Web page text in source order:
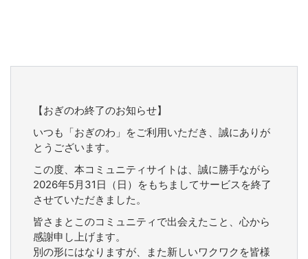
【おぎのわ終了のお知らせ】
いつも「おぎのわ」をご利用いただき、誠にありが
とうございます。
この度、本コミュニティサイトは、誠に勝手ながら
2026年5月31日（日）をもちましてサービスを終了
させていただきました。
皆さまとこのコミュニティで出会えたこと、心から
感謝申し上げます。
別の形にはなりますが、また新しいワクワクを皆様